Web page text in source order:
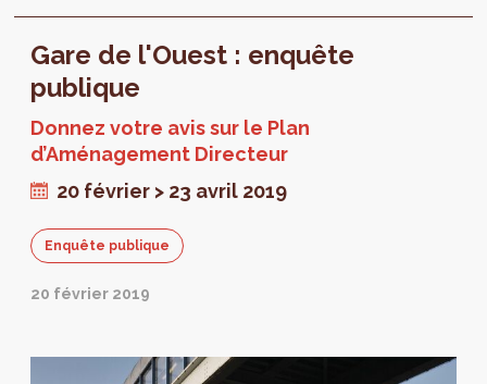
Gare de l'Ouest : enquête
publique
Donnez votre avis sur le Plan
d’Aménagement Directeur
20 février > 23 avril 2019
Enquête publique
20 février 2019